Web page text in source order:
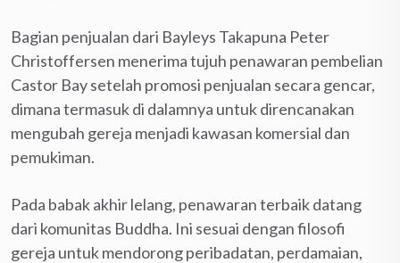
Bagian penjualan dari Bayleys Takapuna Peter
Christoffersen menerima tujuh penawaran pembelian
Castor Bay setelah promosi penjualan secara gencar,
dimana termasuk di dalamnya untuk direncanakan
mengubah gereja menjadi kawasan komersial dan
pemukiman.
Pada babak akhir lelang, penawaran terbaik datang
dari komunitas Buddha. Ini sesuai dengan filosofi
gereja untuk mendorong peribadatan, perdamaian,